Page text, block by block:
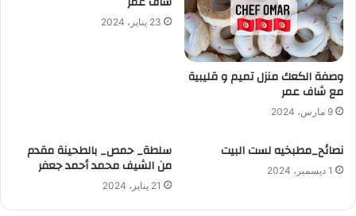
ي
ب
وصفة الكعك منزل تميم و قليبية
مع شاف عمر
9 مارس، 2024
23 يناير، 2024
نصائح_مطبخيه لست البيت
1 ديسمبر، 2024
سلطة_ حمص_ بالطحينة مقدم
من الشيف محمد أحمد جعفر
21 يناير، 2024